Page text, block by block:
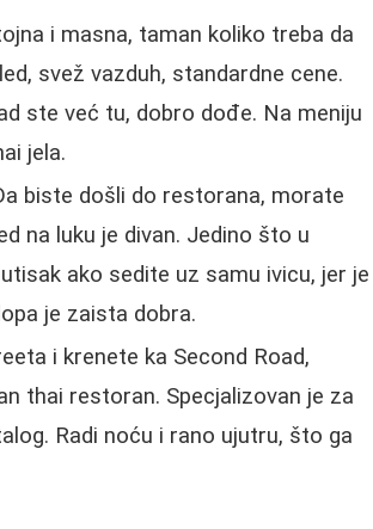
i masna, taman koliko treba da
svež vazduh, standardne cene.
ste već tu, dobro dođe. Na meniju
jela.
biste došli do restorana, morate
na luku je divan. Jedino što u
ako sedite uz samu ivicu, jer je
je zaista dobra.
i krenete ka Second Road,
thai restoran. Specjalizovan je za
Radi noću i rano ujutru, što ga